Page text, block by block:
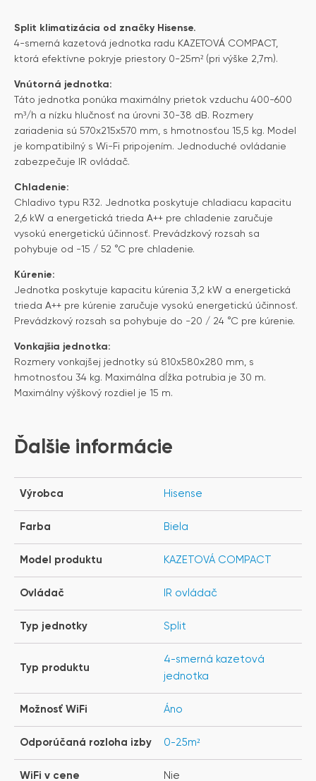
Split klimatizácia od značky Hisense.
4-smerná kazetová jednotka radu KAZETOVÁ COMPACT,
ktorá efektívne pokryje priestory 0-25m² (pri výške 2,7m).
Vnútorná jednotka:
Táto jednotka ponúka maximálny prietok vzduchu 400-600
m³/h a nízku hlučnosť na úrovni 30-38 dB. Rozmery
zariadenia sú 570x215x570 mm, s hmotnosťou 15,5 kg. Model
je kompatibilný s Wi-Fi pripojením. Jednoduché ovládanie
zabezpečuje IR ovládač.
Chladenie:
Chladivo typu R32. Jednotka poskytuje chladiacu kapacitu
2,6 kW a energetická trieda A++ pre chladenie zaručuje
vysokú energetickú účinnosť. Prevádzkový rozsah sa
pohybuje od -15 / 52 °C pre chladenie.
Kúrenie:
Jednotka poskytuje kapacitu kúrenia 3,2 kW a energetická
trieda A++ pre kúrenie zaručuje vysokú energetickú účinnosť.
Prevádzkový rozsah sa pohybuje do -20 / 24 °C pre kúrenie.
Vonkajšia jednotka:
Rozmery vonkajšej jednotky sú 810x580x280 mm, s
hmotnosťou 34 kg. Maximálna dĺžka potrubia je 30 m.
Maximálny výškový rozdiel je 15 m.
Ďalšie informácie
Výrobca Hisense
Farba Biela
Model produktu KAZETOVÁ COMPACT
Ovládač IR ovládač
Typ jednotky Split
Typ produktu
4-smerná kazetová
jednotka
Možnosť WiFi Áno
Odporúčaná rozloha izby 0-25m²
WiFi v cene Nie